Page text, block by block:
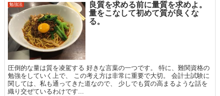
勉強法
良質を求める前に量質を求めよ。
量をこなして初めて質が良くな
る。
圧倒的な量は質を凌駕する 好きな言葉の一つです。 特に、難関資格の
勉強をしていく上で、 この考え方は非常に重要で大切。 会計士試験に
関しては、私も通ってきた道なので、 少しでも質の高まるような話を
織り交ぜているわけです...